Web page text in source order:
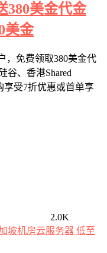
380美金代金
美金
，免费领取380美金代
谷、香港Shared
享受7折优惠或首单享
2.0K